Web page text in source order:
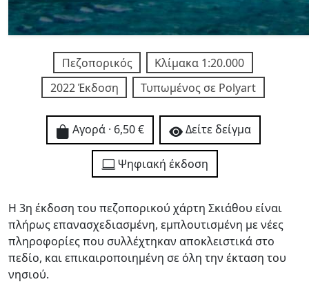
Πεζοπορικός
Κλίμακα 1:20.000
2022 Έκδοση
Τυπωμένος σε Polyart
Αγορά · 6,50 € Δείτε δείγμα
Ψηφιακή έκδοση
Η 3η έκδοση του πεζοπορικού χάρτη Σκιάθου είναι
πλήρως επανασχεδιασμένη, εμπλουτισμένη με νέες
πληροφορίες που συλλέχτηκαν αποκλειστικά στο
πεδίο, και επικαιροποιημένη σε όλη την έκταση του
νησιού.